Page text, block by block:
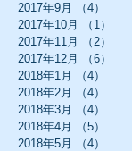
2017年9月
（4）
2017年10月
（1）
2017年11月
（2）
2017年12月
（6）
2018年1月
（4）
2018年2月
（4）
2018年3月
（4）
2018年4月
（5）
2018年5月
（4）